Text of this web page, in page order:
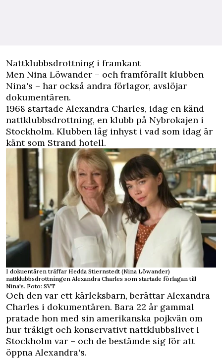
Nattklubbsdrottning i framkant
Men Nina Löwander – och framförallt klubben
Nina's – har också andra förlagor, avslöjar
dokumentären.
1968 startade Alexandra Charles, idag en känd
nattklubbsdrottning, en klubb på Nybrokajen i
Stockholm. Klubben låg inhyst i vad som idag är
känt som Strand hotell.
I dokuentären träffar Hedda Stiernstedt (Nina Löwander)
nattklubbsdrottningen Alexandra Charles som startade förlagan till
Nina's. Foto: SVT
Och den var ett kärleksbarn, berättar Alexandra
Charles i dokumentären. Bara 22 år gammal
pratade hon med sin amerikanska pojkvän om
hur tråkigt och konservativt nattklubbslivet i
Stockholm var – och de bestämde sig för att
öppna Alexandra's.